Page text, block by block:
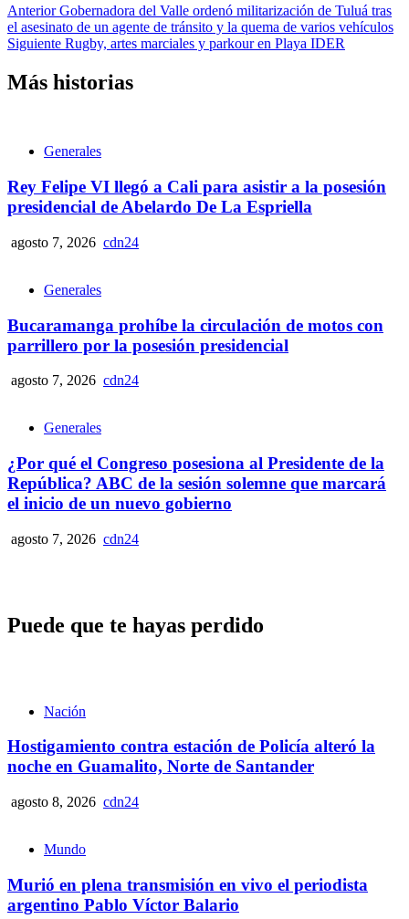
AnteriorGobernadora del Valle ordenó militarización de Tuluá tras
el asesinato de un agente de tránsito y la quema de varios vehículos
Siguiente Rugby, artes marciales y parkour en Playa IDER
Más historias
Generales
Rey Felipe VI llegó a Cali para asistir a la posesión
presidencial de Abelardo De La Espriella
agosto 7, 2026 cdn24
Generales
Bucaramanga prohíbe la circulación de motos con
parrillero por la posesión presidencial
agosto 7, 2026 cdn24
Generales
¿Por qué el Congreso posesiona al Presidente de la
República? ABC de la sesión solemne que marcará
el inicio de un nuevo gobierno
agosto 7, 2026 cdn24
Puede que te hayas perdido
Nación
Hostigamiento contra estación de Policía alteró la
noche en Guamalito, Norte de Santander
agosto 8, 2026 cdn24
Mundo
Murió en plena transmisión en vivo el periodista
argentino Pablo Víctor Balario